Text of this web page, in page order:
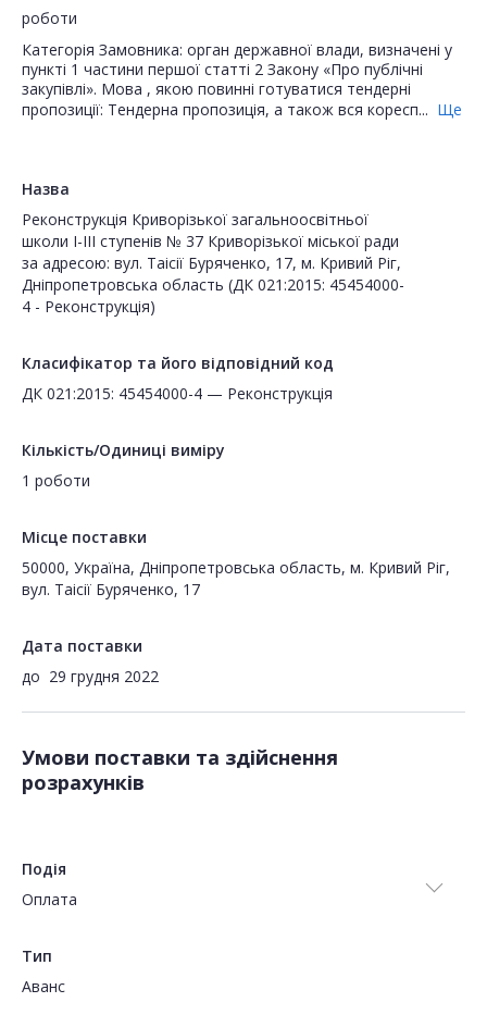
роботи
Категорія Замовника: орган державної влади, визначені у
пункті 1 частини першої статті 2 Закону «Про публічні
закупівлі». Мова , якою повинні готуватися тендерні
пропозиції: Тендерна пропозиція, а також вся коресп... Ще
Назва
Реконструкція Криворізької загальноосвітньої
школи І-ІІІ ступенів № 37 Криворізької міської ради
за адресою: вул. Таісії Буряченко, 17, м. Кривий Ріг,
Дніпропетровська область (ДК 021:2015: 45454000-
4 - Реконструкція)
Класифікатор та його відповідний код
ДК 021:2015: 45454000-4 — Реконструкція
Кількість/Одиниці виміру
1 роботи
Місце поставки
50000, Україна, Дніпропетровська область, м. Кривий Ріг,
вул. Таісії Буряченко, 17
Дата поставки
до 29 грудня 2022
Умови поставки та здійснення
розрахунків
Подія
Оплата
Тип
Аванс